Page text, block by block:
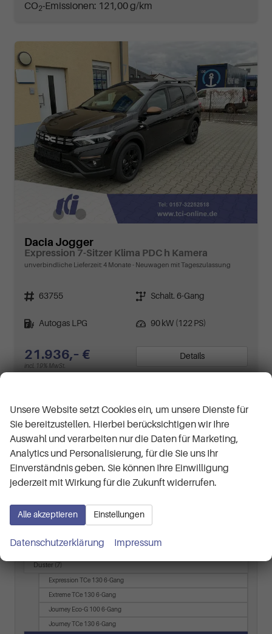
CO2-Emissionen: 121,00 g/km
Dacia Jogger
Expression 7-Sitzer Klima PDC h Kamera
unverbindliche Lieferzeit:4 Monate Neuwagen mit Tageszulassung
Fahrzeugnr.
63755
Getriebe
Schalt. 6-Gang
Autogas LPG 90 kW (122 PS)
21.936,– €
incl. 19% MwSt.
Details
2-Emissionen: 121,00 g/km
Fahrzeugnr.
Audi
BMW
Cupra
Duster (7)
Expression TCe 130 6-Gang
Extreme TCe 130 6-Gang
Journey Eco-G 100 6-Gang
Journey TCe 130 6-Gang
Unsere Website setzt Cookies ein, um unsere Dienste für
Sie bereitzustellen. Hierbei berücksichtigen wir Ihre
Auswahl und verarbeiten nur die Daten für Marketing,
Analytics und Personalisierung, für die Sie uns Ihr
Einverständnis geben. Sie können Ihre Einwilligung
jederzeit mit Wirkung für die Zukunft widerrufen.
Alle akzeptieren Einstellungen
Datenschutzerklärung Impressum